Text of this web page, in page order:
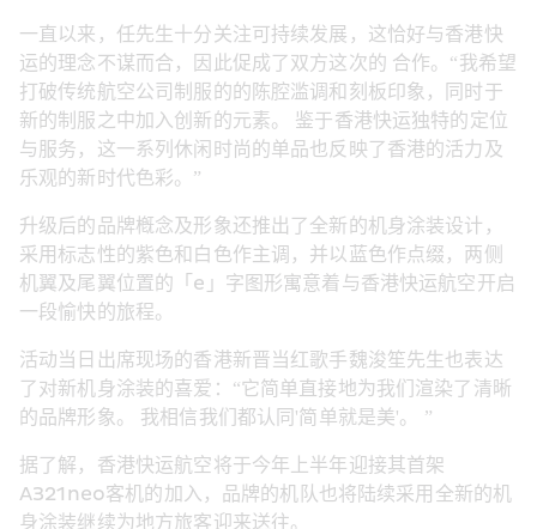
一直以来，任先生十分关注可持续发展，这恰好与香港快
运的理念不谋而合，因此促成了双方这次的 合作。“我希望
打破传统航空公司制服的的陈腔滥调和刻板印象，同时于
新的制服之中加入创新的元素。 鉴于香港快运独特的定位
与服务，这一系列休闲时尚的单品也反映了香港的活力及
乐观的新时代色彩。”
升级后的品牌槪念及形象还推出了全新的机身涂装设计，
采用标志性的紫色和白色作主调，并以蓝色作点缀，两侧
机翼及尾翼位置的「e」字图形寓意着与香港快运航空开启
一段愉快的旅程。
活动当日出席现场的香港新晋当红歌手魏浚笙先生也表达
了对新机身涂装的喜爱：“它简单直接地为我们渲染了清晰
的品牌形象。 我相信我们都认同'简单就是美'。 ”
据了解，香港快运航空将于今年上半年迎接其首架
A321neo客机的加入，品牌的机队也将陆续采用全新的机
身涂装继续为地方旅客迎来送往。